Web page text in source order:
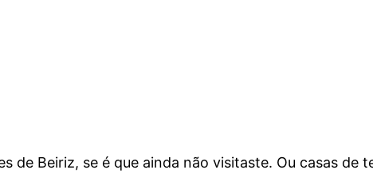
Beiriz, se é que ainda não visitaste. Ou casas de